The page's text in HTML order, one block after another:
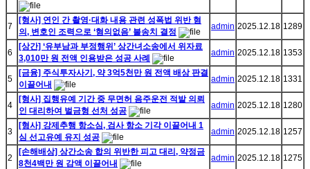
7
[형사] 연인 간 촬영·대화 내용 관련 성폭법 위반 혐
의, 변호인 조력으로 ‘혐의없음’ 불송치 결정
admin 2025.12.18 1289
6
[상간] ‘유부남과 부정행위’ 상간녀소송에서 위자료
3,010만 원 전액 인용받은 성공 사례
admin 2025.12.18 1353
5
[금융] 주식투자사기, 약 3억5천만 원 전액 배상 판결
이끌어내
admin 2025.12.18 1331
4
[형사] 집행유예 기간 중 무면허 음주운전 적발 의뢰
인 대리하여 벌금형 선처 성공
admin 2025.12.18 1280
3
[형사] 강제추행 항소심, 검사 항소 기각 이끌어내 1
심 선고유예 유지 성공
admin 2025.12.18 1257
2
[손해배상] 상간소송 합의 위반한 피고 대리, 약정금
8천4백만 원 감액 이끌어내
admin 2025.12.18 1275